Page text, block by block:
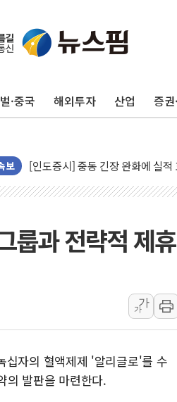
·중국 해외투자 산업 증권
보
구광모, 내주 실리콘밸리서 젠슨
뉴욕증시 개장 전 특징주...모더
뉴욕증시 프리뷰, 미 주가선물 AI
청와대, 북한 단거리 탄도미사일
[인도증시] 중동 긴장 완화에 실
러, 1인칭시점 드론으로 우크라
'월가의 황제' 다이먼 "금융시장
양주 섬유염색공장서 화재 1명 중
해군 1함대 창설 80주년…지역과
[3보] 북, 원산서 동해로 단거리
우크라 드론 전술, 중남미 콜롬비
동해해경, 독도 해상서 부유물 감긴
주한미군 "오산기지 누출, 백린 아
룹과 전략적 제휴
가
가
십자의 혈액제제 '알리글로'를 수
의 발판을 마련한다.